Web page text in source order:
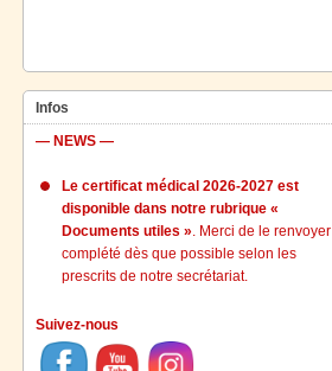
Infos
— NEWS —
Le certificat médical 2026-2027 est
disponible dans notre rubrique «
Documents utiles ». Merci de le renvoyer
complété dès que possible selon les
prescrits de notre secrétariat.
Suivez-nous